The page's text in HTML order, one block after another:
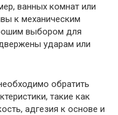
ванных комнат или
к механическим
выбором для
ударам или
обратить
такие как
адгезия к основе и